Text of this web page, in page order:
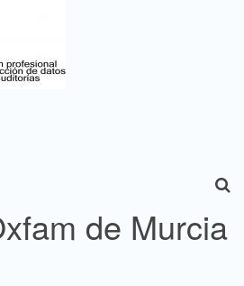
de Murcia